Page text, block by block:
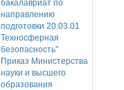
бакалавриат по
направлению
подготовки 20.03.01
Техносферная
безопасность"
Приказ Министерства
науки и высшего
образования